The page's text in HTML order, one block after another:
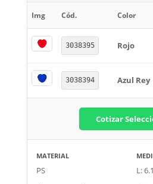
Img Cód. Color
3038395 Rojo
3038394 Azul Rey
Cotizar
MATERIAL
PS L: